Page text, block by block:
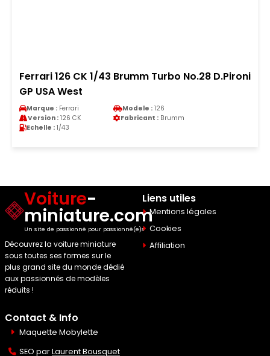
Ferrari 126 CK 1/43 Brumm Turbo No.28 D.Pironi
GP USA West
Marque : Ferrari Modele : 126
Version : 126 CK Fabricant : Brumm
Echelle : 1/43
Voiture-
miniature.com
Un site de passionné pour passionné(e)s
Découvrez la voiture miniature
sous toutes ses formes sur le
plus grand site du monde dédié
aux passionnés de modèles
réduits !
Liens utiles
Mentions légales
Cookies
Affiliation
Contact & Info
Maquette Mobylette
SEO parLaurent Bousquet